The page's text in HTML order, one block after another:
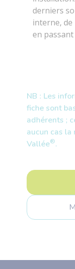
derniers
interne, de
en passant
NB : Les
fiche sont
adhérents ;
aucun cas
Vallée®.